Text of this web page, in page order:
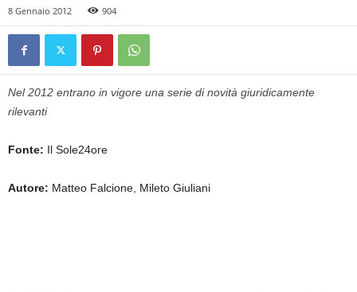
8 Gennaio 2012 904
Nel 2012 entrano in vigore una serie di novità giuridicamente
rilevanti
Fonte: Il Sole24ore
Autore: Matteo Falcione, Mileto Giuliani